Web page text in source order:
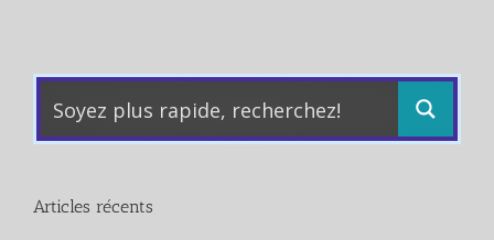
Articles récents